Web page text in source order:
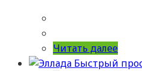
Читать далее
Быстрый